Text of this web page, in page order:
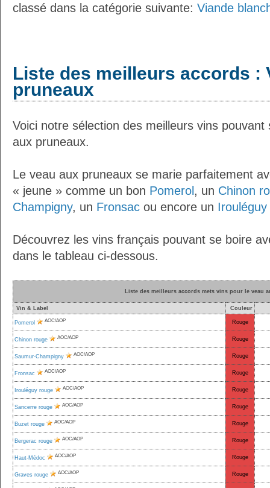
classé dans la catégorie suivante: Viande
Liste des meilleurs accords :
pruneaux
Voici notre sélection des meilleurs vins
aux pruneaux.
Le veau aux pruneaux se marie parfaitement
« jeune » comme un bon Pomerol , un Chinon
Champigny, un Fronsac ou encore un
Découvrez les vins français pouvant se boire
dans le tableau ci-dessous.
Liste des meilleurs accords mets vins pour le veau
Vin & Label Couleur
Pomerol AOC/AOP Rouge
Chinon rouge AOC/AOP Rouge
Saumur-Champigny AOC/AOP Rouge
Fronsac AOC/AOP Rouge
Irouléguy rouge AOC/AOP Rouge
Sancerre rouge AOC/AOP Rouge
Buzet rouge AOC/AOP Rouge
Bergerac rouge AOC/AOP Rouge
Haut-Médoc AOC/AOP Rouge
Graves rouge AOC/AOP Rouge